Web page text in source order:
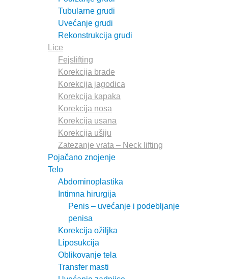
Tubularne grudi
Uvećanje grudi
Rekonstrukcija grudi
Lice
Fejslifting
Korekcija brade
Korekcija jagodica
Korekcija kapaka
Korekcija nosa
Korekcija usana
Korekcija ušiju
Zatezanje vrata – Neck lifting
Pojačano znojenje
Telo
Abdominoplastika
Intimna hirurgija
Penis – uvećanje i podebljanje
penisa
Korekcija ožiljka
Liposukcija
Oblikovanje tela
Transfer masti